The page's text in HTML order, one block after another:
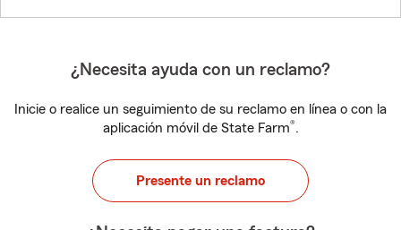
¿Necesita ayuda con un reclamo?
Inicie o realice un seguimiento de su reclamo en línea o con la
aplicación móvil de State Farm®.
Presente un reclamo